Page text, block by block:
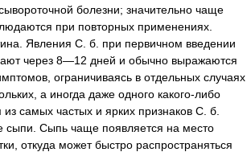
болезни; значительно чаще
при повторных применениях.
Явления С. б. при первичном введении
через 8—12 дней и обычно выражаются
ограничиваясь в отдельных случаях
а иногда даже одного какого-либо
самых частых и ярких признаков С. б.
сыпи. Сыпь чаще появляется на место
откуда может быстро распространяться